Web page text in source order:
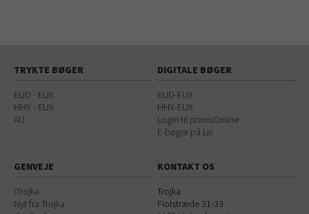
TRYKTE BØGER
EUD - EUX
HHX - EUX
AU
DIGITALE BØGER
EUD-EUX
HHX-EUX
Login til praxisOnline
E-bøger på Lix
GENVEJE
iTrojka
Nyt fra Trojka
KONTAKT OS
Trojka
Fiolstræde 31-33